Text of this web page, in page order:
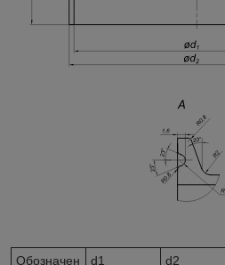
Обозначен d1 d2